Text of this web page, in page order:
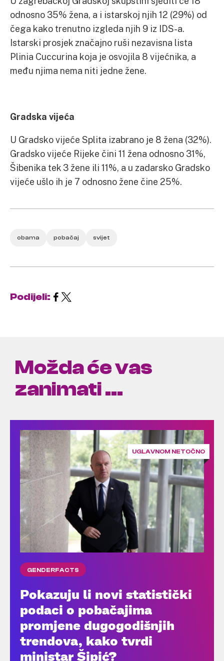
odnosno 35% žena, a i istarskoj njih 12 (29%) od
čega kako trenutno izgleda njih 9 iz IDS-a.
Istarski prosjek značajno ruši nezavisna lista
Plinia Cuccurina koja je osvojila 8 vijećnika, a
među njima nema niti jedne žene.
Gradska vijeća
U Gradsko vijeće Splita izabrano je 8 žena (32%).
Gradsko vijeće Rijeke čini 11 žena odnosno 31%,
Šibenika tek 3 žene ili 11%, a u zadarsko Gradsko
vijeće ušlo ih je 7 odnosno žene čine 25%.
obama pobačaj svijet
Podijeli:
Možda će vas
zanimati ...
UGLAVNOM NETOČNO
GENDERFACTS
Pokazuju li novi statistički
podaci o pobačajima
promjene dugogodišnjih
trendova, kako tvrdi
ministar Šipić?